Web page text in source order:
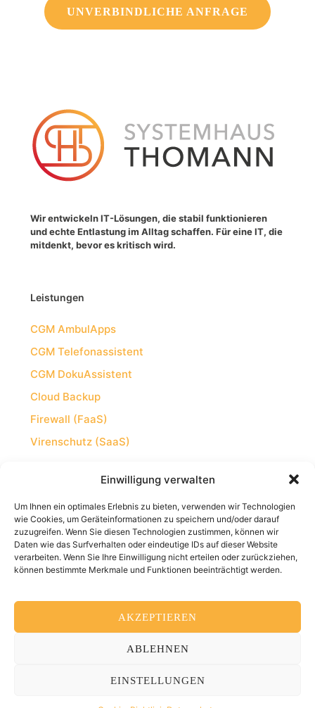
Einwilligung verwalten
Um Ihnen ein optimales Erlebnis zu bieten, verwenden wir Technologien
wie Cookies, um Geräteinformationen zu speichern und/oder darauf
zuzugreifen. Wenn Sie diesen Technologien zustimmen, können wir
Daten wie das Surfverhalten oder eindeutige IDs auf dieser Website
verarbeiten. Wenn Sie Ihre Einwilligung nicht erteilen oder zurückziehen,
können bestimmte Merkmale und Funktionen beeinträchtigt werden.
AKZEPTIEREN
ABLEHNEN
EINSTELLUNGEN
UNVERBINDLICHE ANFRAGE
Wir entwickeln IT-Lösungen, die stabil funktionieren
und echte Entlastung im Alltag schaffen. Für eine IT, die
mitdenkt, bevor es kritisch wird.
Leistungen
CGM AmbulApps
CGM Telefonassistent
CGM DokuAssistent
Cloud Backup
Firewall (FaaS)
Virenschutz (SaaS)
Systemhaus Thomann
Berger Straße 291-293
60385 Frankfurt am Main
info@systemhaus-thomann.de
© Systemhaus Thomann 2026